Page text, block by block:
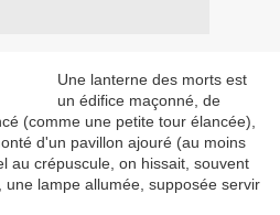
Une lanterne des morts est
un édifice maçonné, de
(comme une petite tour élancée),
d'un pavillon ajouré (au moins
au crépuscule, on hissait, souvent
lampe allumée, supposée servir